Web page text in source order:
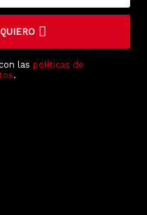
las políticas de
.